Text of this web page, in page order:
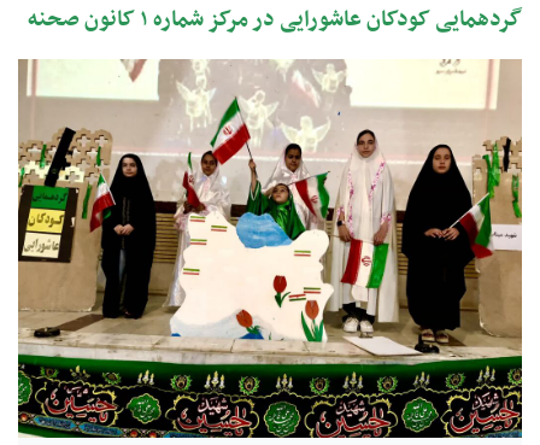
گردهمایی کودکان عاشورایی در مرکز شماره ۱ کانون صحنه ‌